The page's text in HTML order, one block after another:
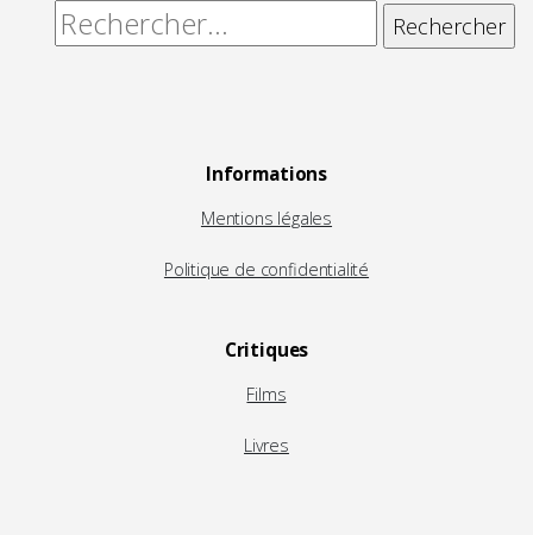
Rechercher :
Informations
Mentions légales
Politique de confidentialité
Critiques
Films
Livres